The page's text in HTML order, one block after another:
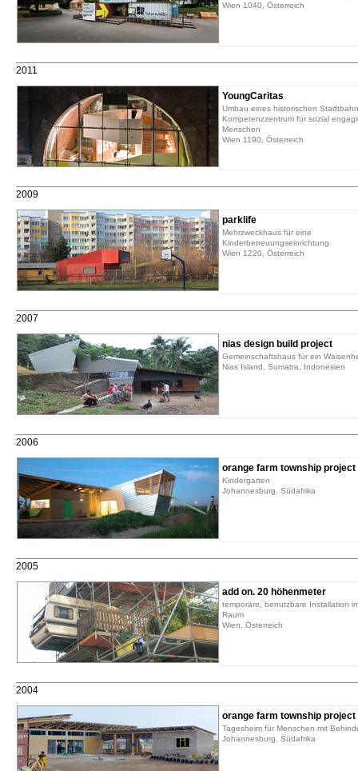
Wien 1040, Österreich
2011
YoungCaritas
Umbau eines historischen
Kompetenzzentrum für sozial
Menschen
Wien 1190, Österreich
2009
parklife
Mehrzweckhaus für eine
Kinderbetreuungseinrichtung
Wien 1220, Österreich
2007
nias design build project
Gemeinschaftshaus für ein
Nias Island, Sumatra, Indonesien
2006
orange farm township project
Kindergarten
Johannesburg, Südafrika
2005
add on. 20 höhenmeter
temporäre, benutzbare Installation
Raum
Wien, Österreich
2004
orange farm township project
Tagesheim für Menschen mit
Johannesburg, Südafrika